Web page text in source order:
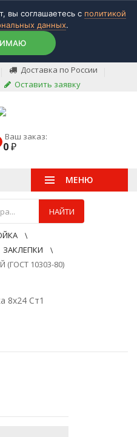
вы соглашаетесь с политикой
данных.
Доставка по России
Оставить заявку
Ваш заказ:
0₽
НАЙТИ
МЕНЮ
ЗАКЛЕПКИ
10303-80)